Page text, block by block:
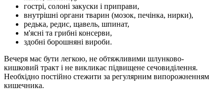
гострі, солоні закуски і приправи,
внутрішні органи тварин (мозок, печінка, нирки),
редька, редис, щавель, шпинат,
м'ясні та грибні консерви,
здобні борошняні вироби.
Вечеря має бути легкою, не обтяжливими шлунково-
кишковий тракт і не викликає підвищене сечовиділення.
Необхідно постійно стежити за регулярним випорожненням
кишечника.